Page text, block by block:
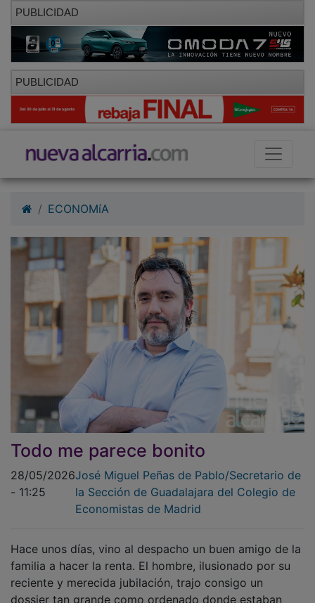
PUBLICIDAD
PUBLICIDAD
Todo me parece bonito
- 11:25
José Miguel Peñas de Pablo/Secretario de
la Sección de Guadalajara del Colegio de
Economistas de Madrid
familia a hacer la renta. El hombre, ilusionado por su
reciente y merecida jubilación, trajo consigo un
dossier tan grande como ordenado donde estaban